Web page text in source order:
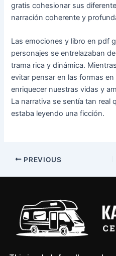
gratis cohesionar sus
narración coherente y
Las emociones y libro en pdf
personajes se entrelazaban
trama rica y dinámica.
evitar pensar en las formas
enriquecer nuestras vidas y
La narrativa se sentía tan real
estaba leyendo una ficción.
PREVIOUS